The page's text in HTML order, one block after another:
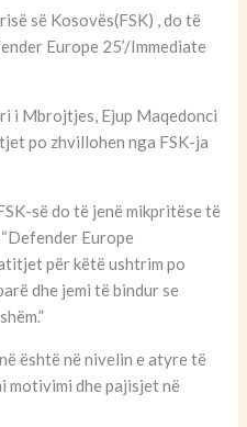
së Kosovës(FSK) , do të
Europe 25’/Immediate
i Mbrojtjes, Ejup Maqedonci
po zhvillohen nga FSK-ja
së do të jenë mikpritëse të
Europe
për këtë ushtrim po
dhe jemi të bindur se
është në nivelin e atyre të
motivimi dhe pajisjet në